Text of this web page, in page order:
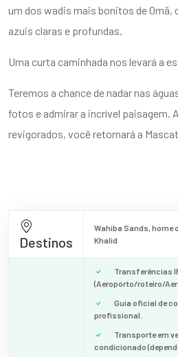
um dos wadis mais bonitos de Omã,
azuis claras e profundas.
Uma curta caminhada nos levará a
Teremos a chance de nadar nas
fotos e admirar a incrível paisagem.
revigorados, você retornará a
Destinos
Wahiba Sands, home
Khalid
Transferências
(Aeroporto/roteiro/
Guia oficial de
profissional.
Transporte em
condicionado